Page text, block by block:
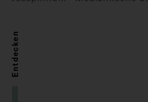
Entdecken